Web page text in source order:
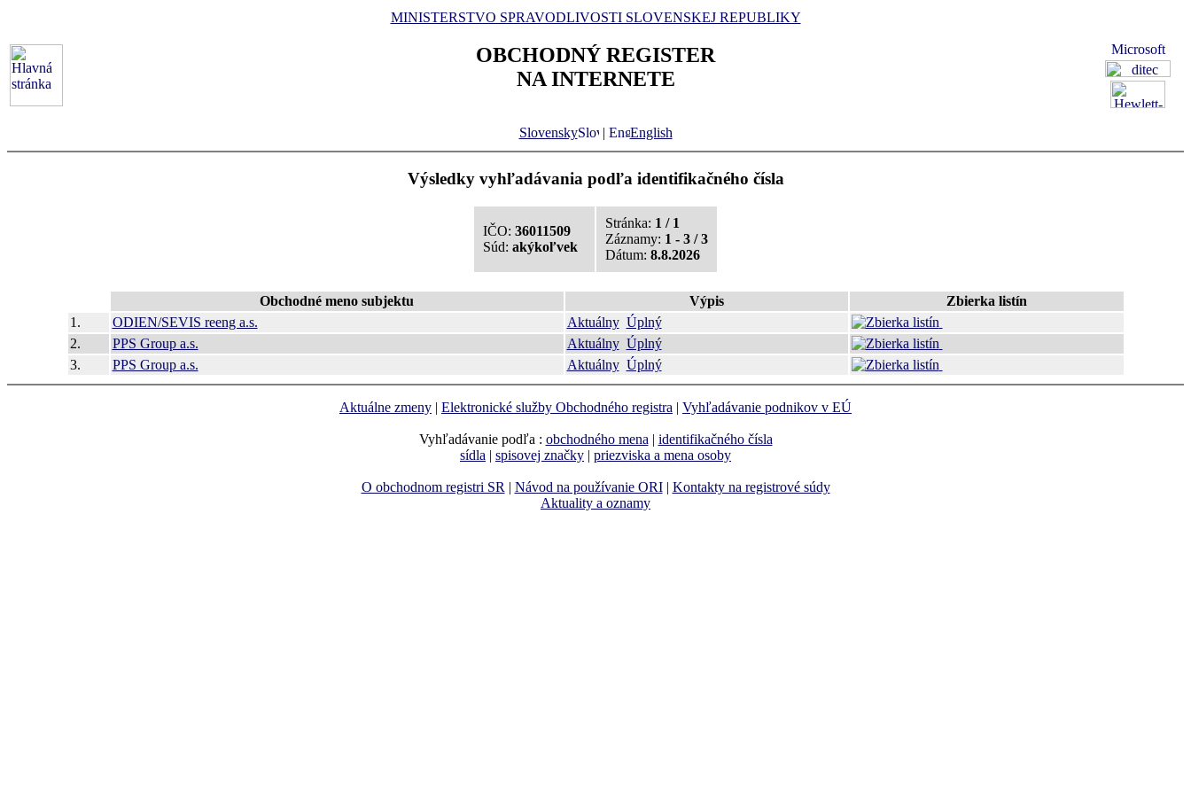
MINISTERSTVO SPRAVODLIVOSTI SLOVENSKEJ REPUBLIKY
OBCHODNÝ REGISTER
NA INTERNETE
Slovensky | English
Výsledky vyhľadávania podľa identifikačného čísla
IČO: 36011509
Súd: akýkoľvek
Stránka: 1 / 1
Záznamy: 1 - 3 / 3
Dátum: 8.8.2026
Obchodné meno subjektu Výpis
Zbierka listín
1.
ODIEN/SEVIS reeng a.s. Aktuálny Úplný
2.
PPS Group a.s. Aktuálny Úplný
3.
PPS Group a.s. Aktuálny Úplný
Aktuálne zmeny | Elektronické služby Obchodného registra | Vyhľadávanie podnikov v EÚ
Vyhľadávanie podľa : obchodného mena| identifikačného čísla
sídla | spisovej značky | priezviska a mena osoby
O obchodnom registri SR| Návod na používanie ORI| Kontakty na registrové súdy
Aktuality a oznamy